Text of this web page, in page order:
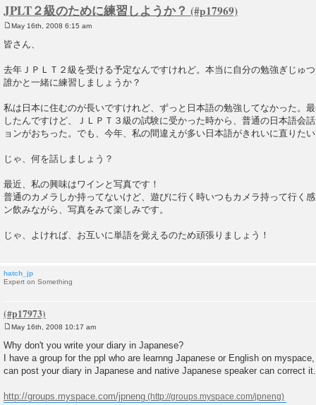
JPLT２級のために練習しようか？
o
s
May 16th, 2008 6:15 am
皆さん、
去年ＪＰＬＴ２級を受ける予定なんですけれど。本当に自分の勉強ぎじゅ
誰かと一緒に練習しましょうか？
私は日本に住むのが長いですけれど、ずっと日本語の勉強してなかった。
したんですけど、ＪＬＰＴ３級の試験に受かった時から、普通の日本語会
ョンがおちった。でも、今年、私の間違えが多い日本語がきれいに直りた
じゃ、何を話しましょう？
最近、私の興味はワインと写真です！
普通のカメラしか持ってないけど、遊びに行く時いつもカメラ持って行く
ン飲みながら、写真をみて楽しみです。
じゃ、よければ、お互いに単語を覚えるのため頑張りましょう！
hatch_jp
Expert on Something
o
s
t
May 16th, 2008 10:17 am
Why don't you write your diary in Japanese?
I have a group for the ppl who are learnng Japanese or English on
can post your diary in Japanese and native Japanese speaker can correct it.
http://groups.myspace.com/jpneng